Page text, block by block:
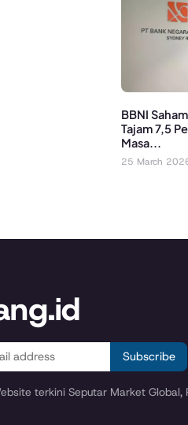
BBNI
Tajam 7,5
Masa...
25 March
Subscribe
terkini Seputar Market Global,